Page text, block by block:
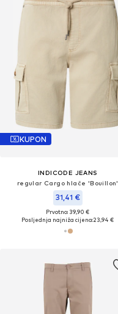
KUPON
INDICODE JEANS
regular Cargo hlače 'Bouillon'
31,41 €
Prvotno: 39,90 €
Posljednja najniža cijena:23,94 €